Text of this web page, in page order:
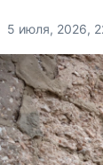
5 июля, 2026,